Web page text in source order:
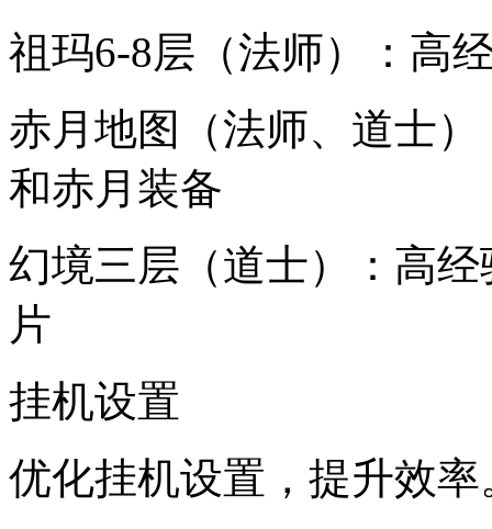
祖玛6-8层（法师）：高
赤月地图（法师、道士
和赤月装备
幻境三层（道士）：高
片
挂机设置
优化挂机设置，提升效率